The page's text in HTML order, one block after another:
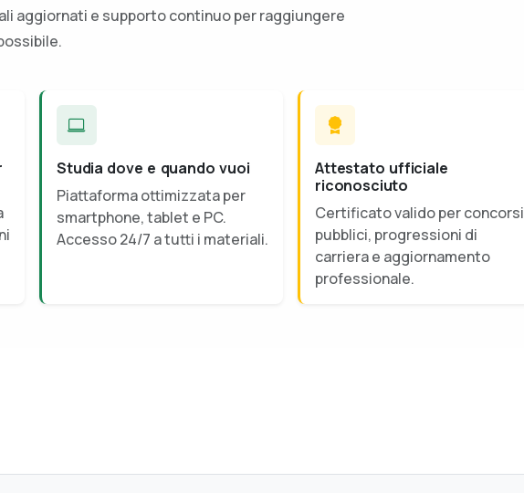
aggiornati e supporto continuo per raggiungere
Studia dove e quando vuoi
Piattaforma ottimizzata per
smartphone, tablet e PC.
Accesso 24/7 a tutti i materiali.
Attestato ufficiale
riconosciuto
Certificato valido per concorsi
pubblici, progressioni di
carriera e aggiornamento
professionale.